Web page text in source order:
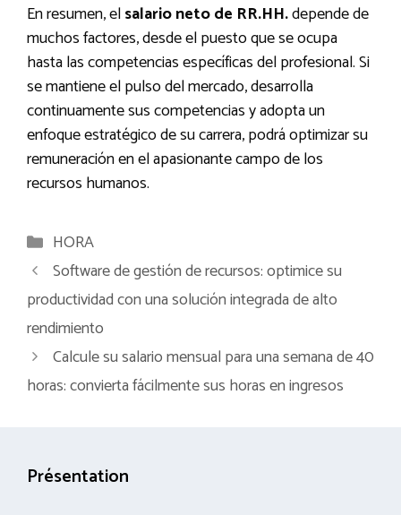
En resumen, elsalario neto de RR.HH.depende de
muchos factores, desde el puesto que se ocupa
hasta las competencias específicas del profesional. Si
se mantiene el pulso del mercado, desarrolla
continuamente sus competencias y adopta un
enfoque estratégico de su carrera, podrá optimizar su
remuneración en el apasionante campo de los
recursos humanos.
Categorías
HORA
Software de gestión de recursos: optimice su
productividad con una solución integrada de alto
rendimiento
Calcule su salario mensual para una semana de 40
horas: convierta fácilmente sus horas en ingresos
Présentation